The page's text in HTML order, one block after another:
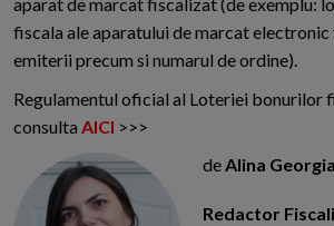
fiscala ale aparatului de marcat electronic
emiterii precum si numarul de ordine).
Regulamentul oficial al Loteriei bonurilor
consulta AICI >>>
deAlina
Redactor